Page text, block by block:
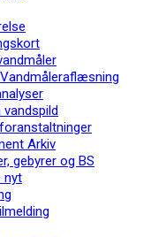
Vandmåleraflæsning
vandspild
Arkiv
gebyrer og BS
nyt